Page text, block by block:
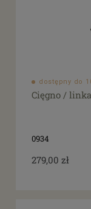
dostępny do
Cięgno /
0934
279,00 zł